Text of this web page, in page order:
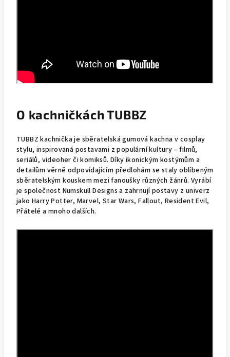
O kachničkách TUBBZ
TUBBZ kachnička je sběratelská gumová kachna v cosplay
stylu, inspirovaná postavami z populární kultury – filmů,
seriálů, videoher či komiksů. Díky ikonickým kostýmům a
detailům věrně odpovídajícím předlohám se staly oblíbeným
sběratelským kouskem mezi fanoušky různých žánrů. Vyrábí
je společnost Numskull Designs a zahrnují postavy z univerz
jako Harry Potter, Marvel, Star Wars, Fallout, Resident Evil,
Přátelé a mnoho dalších.